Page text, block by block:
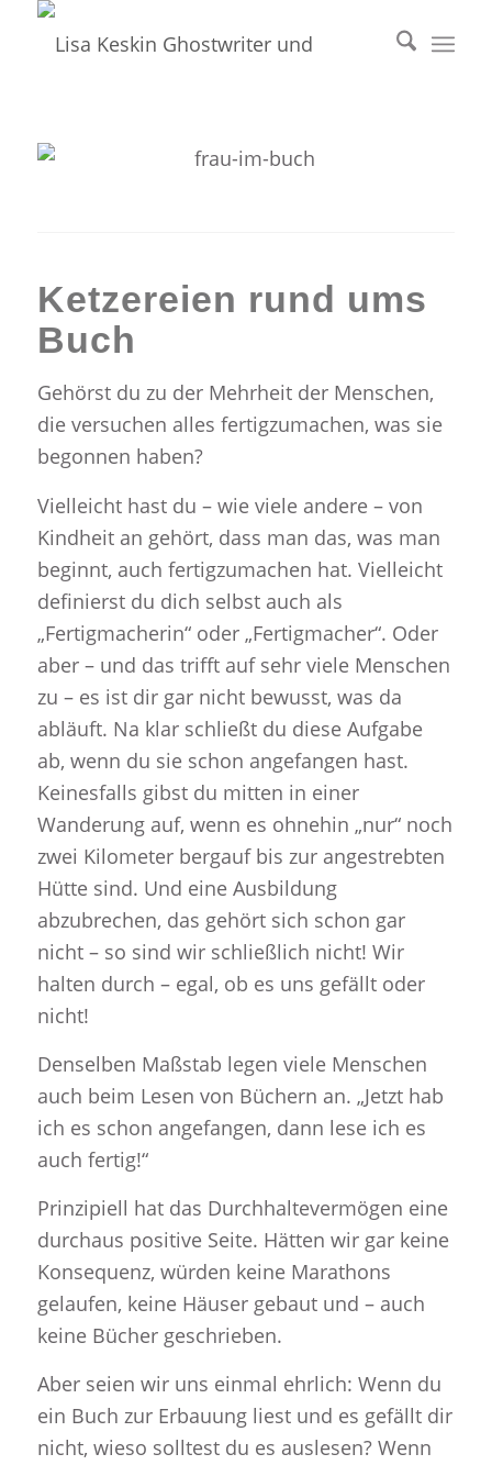
Ketzereien rund ums
Buch
Gehörst du zu der Mehrheit der Menschen,
die versuchen alles fertigzumachen, was sie
begonnen haben?
Vielleicht hast du – wie viele andere – von
Kindheit an gehört, dass man das, was man
beginnt, auch fertigzumachen hat. Vielleicht
definierst du dich selbst auch als
„Fertigmacherin“ oder „Fertigmacher“. Oder
aber – und das trifft auf sehr viele Menschen
zu – es ist dir gar nicht bewusst, was da
abläuft. Na klar schließt du diese Aufgabe
ab, wenn du sie schon angefangen hast.
Keinesfalls gibst du mitten in einer
Wanderung auf, wenn es ohnehin „nur“ noch
zwei Kilometer bergauf bis zur angestrebten
Hütte sind. Und eine Ausbildung
abzubrechen, das gehört sich schon gar
nicht – so sind wir schließlich nicht! Wir
halten durch – egal, ob es uns gefällt oder
nicht!
Denselben Maßstab legen viele Menschen
auch beim Lesen von Büchern an. „Jetzt hab
ich es schon angefangen, dann lese ich es
auch fertig!“
Prinzipiell hat das Durchhaltevermögen eine
durchaus positive Seite. Hätten wir gar keine
Konsequenz, würden keine Marathons
gelaufen, keine Häuser gebaut und – auch
keine Bücher geschrieben.
Aber seien wir uns einmal ehrlich: Wenn du
ein Buch zur Erbauung liest und es gefällt dir
nicht, wieso solltest du es auslesen? Wenn